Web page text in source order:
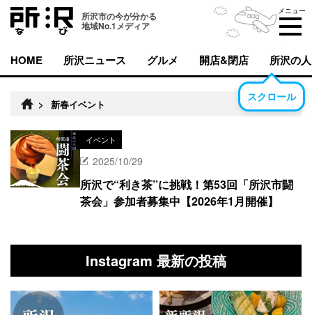
所沢市の今が分かる
地域No.1メディア
メニュー
HOME 所沢ニュース グルメ 開店&閉店 所沢の人
スクロール
> 新春イベント
イベント
2025/10/29
所沢で“利き茶”に挑戦！第53回「所沢市闘
茶会」参加者募集中【2026年1月開催】
Instagram 最新の投稿